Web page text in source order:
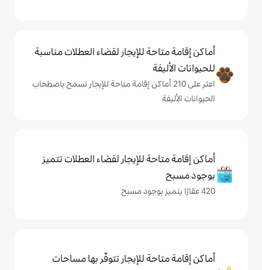
للإيجار لقضاء العطلات مناسبة
210 أماكن إقامة متاحة للإيجار تسمح باصطحاب
للإيجار لقضاء العطلات تتميز
للإيجار تتوفّر بها مساحات